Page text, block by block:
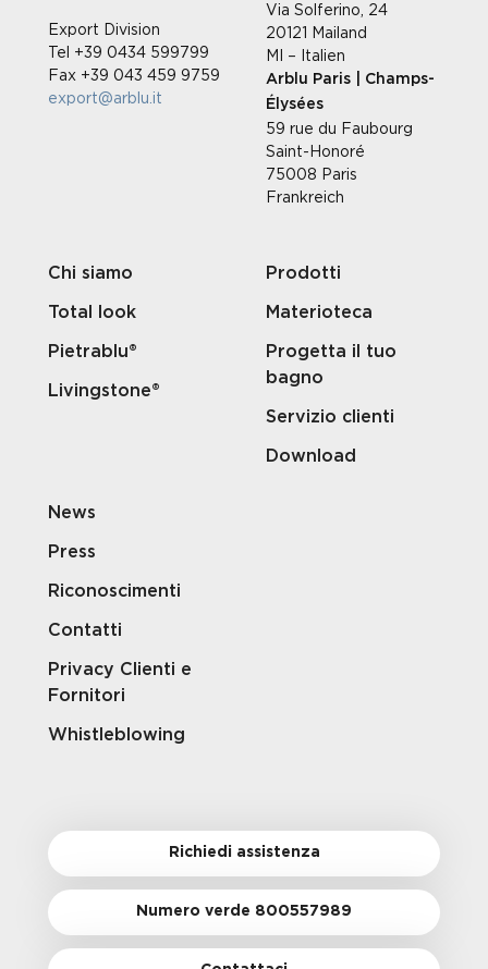
Export Division
Tel +39 0434 599799
Fax +39 043 459 9759
export@arblu.it
Via Solferino, 24
20121 Mailand
MI – Italien
Arblu Paris | Champs-
Élysées
59 rue du Faubourg
Saint-Honoré
75008 Paris
Frankreich
Chi siamo
Total look
Pietrablu®
Livingstone®
Prodotti
Materioteca
Progetta il tuo
bagno
Servizio clienti
Download
News
Press
Riconoscimenti
Contatti
Privacy Clienti e
Fornitori
Whistleblowing
Richiedi assistenza
Numero verde 800557989